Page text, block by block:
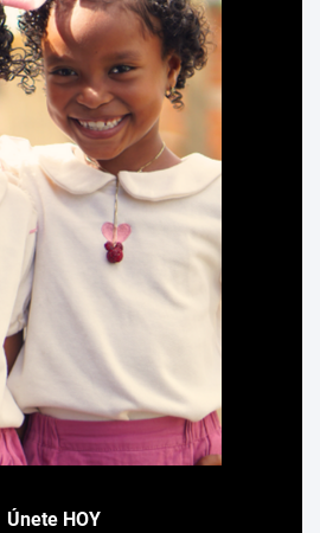
Únete HOY